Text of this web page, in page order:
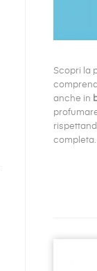
Scopri la
anche in
completa.